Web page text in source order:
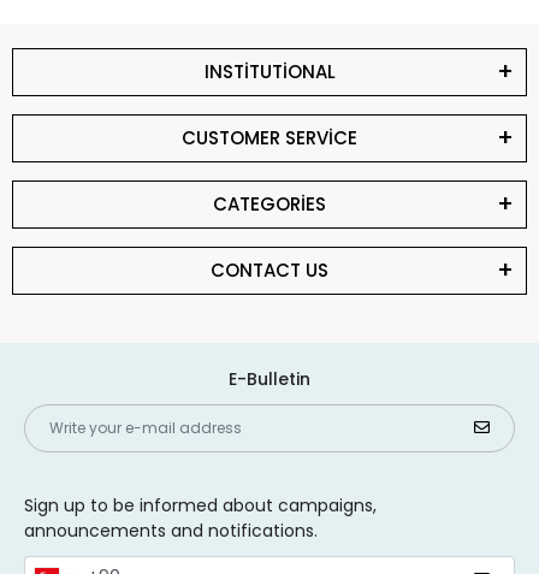
INSTİTUTİONAL
CUSTOMER SERVİCE
CATEGORİES
CONTACT US
E-Bulletin
Sign up to be informed about campaigns,
announcements and notifications.